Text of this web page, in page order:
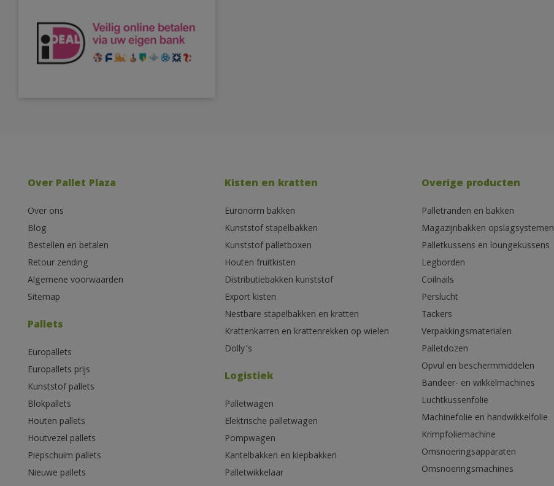
Over Pallet Plaza
Over ons
Blog
Bestellen en betalen
Retour zending
Algemene voorwaarden
Sitemap
Pallets
Europallets
Europallets prijs
Kunststof pallets
Blokpallets
Houten pallets
Houtvezel pallets
Piepschuim pallets
Nieuwe pallets
Kisten en kratten
Euronorm bakken
Kunststof stapelbakken
Kunststof palletboxen
Houten fruitkisten
Distributiebakken kunststof
Export kisten
Nestbare stapelbakken en kratten
Krattenkarren en krattenrekken op wielen
Dolly’s
Logistiek
Palletwagen
Elektrische palletwagen
Pompwagen
Kantelbakken en kiepbakken
Palletwikkelaar
Overige producten
Palletranden en bakken
Magazijnbakken opslagsystemen
Palletkussens en loungekussens
Legborden
Coilnails
Perslucht
Tackers
Verpakkingsmaterialen
Palletdozen
Opvul en beschermmiddelen
Bandeer- en wikkelmachines
Luchtkussenfolie
Machinefolie en handwikkelfolie
Krimpfoliemachine
Omsnoeringsapparaten
Omsnoeringsmachines